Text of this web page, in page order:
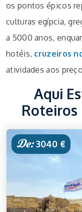
os pontos épicos
culturas egípcia,
a 5000 anos,
hotéis, cruzeiros
atividades aos
Aqui
Roteiros
De:3040 €